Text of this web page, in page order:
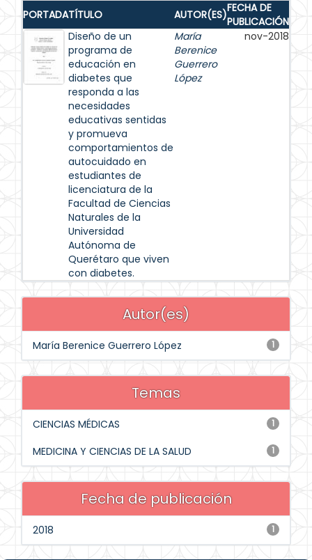
PORTADATÍTULO AUTOR(ES)FECHA DE
PUBLICACIÓN
Diseño de un
programa de
educación en
diabetes que
responda a las
necesidades
educativas sentidas
y promueva
comportamientos de
autocuidado en
estudiantes de
licenciatura de la
Facultad de Ciencias
Naturales de la
Universidad
Autónoma de
Querétaro que viven
con diabetes.
María
Berenice
Guerrero
López
nov-2018
Autor(es)
1
María Berenice Guerrero López
Temas
1
CIENCIAS MÉDICAS
1
MEDICINA Y CIENCIAS DE LA SALUD
Fecha de publicación
1
2018